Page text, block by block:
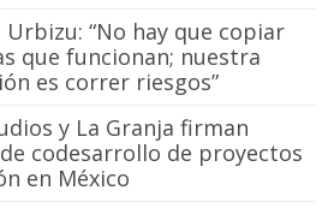
Urbizu: “No hay que copiar
que funcionan; nuestra
es correr riesgos”
y La Granja firman
codesarrollo de proyectos
en México